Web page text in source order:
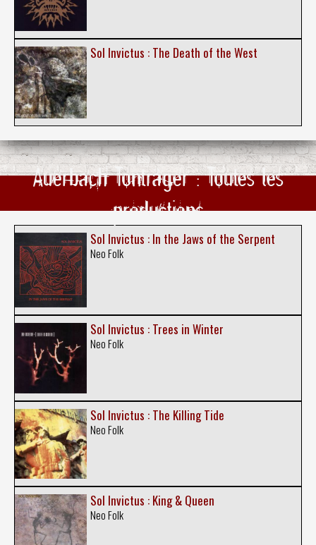
Sol Invictus : The Death of the West
Auerbach Tonträger : Toutes les
productions
Sol Invictus : In the Jaws of the Serpent
Neo Folk
Sol Invictus : Trees in Winter
Neo Folk
Sol Invictus : The Killing Tide
Neo Folk
Sol Invictus : King & Queen
Neo Folk